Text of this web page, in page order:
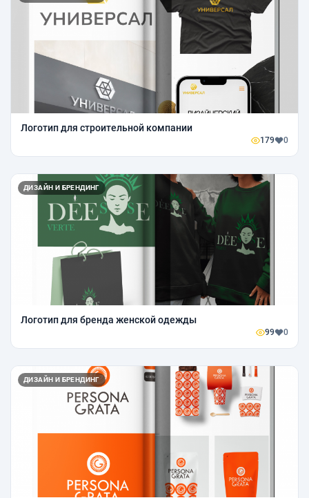
Логотип для строительной компании
179 0
ДИЗАЙН И БРЕНДИНГ
Логотип для бренда женской одежды
99 0
ДИЗАЙН И БРЕНДИНГ